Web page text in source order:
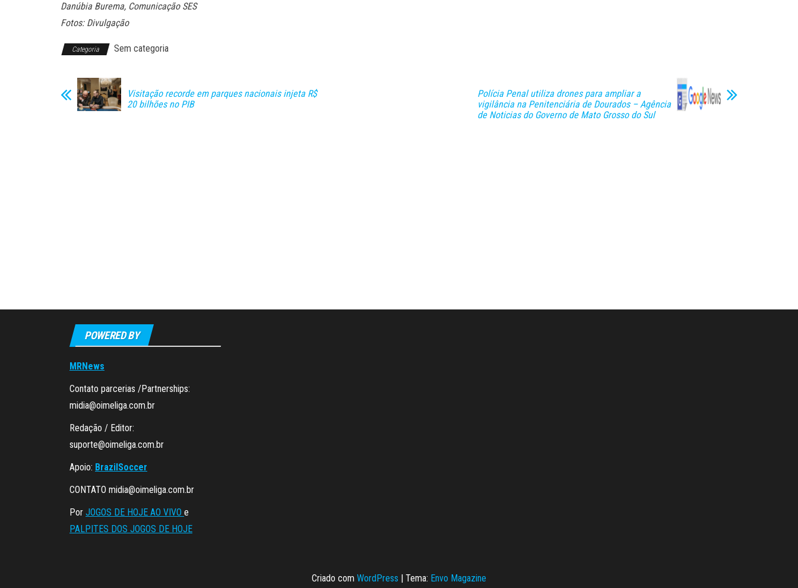
Danúbia Burema, Comunicação SES
Fotos: Divulgação
Categoria Sem categoria
Visitação recorde em parques nacionais injeta R$
20 bilhões no PIB
Polícia Penal utiliza drones para ampliar a
vigilância na Penitenciária de Dourados – Agência
de Noticias do Governo de Mato Grosso do Sul
POWERED BY
MRNews
Contato parcerias /Partnerships:
midia@oimeliga.com.br
Redação / Editor:
suporte@oimeliga.com.br
Apoio: BrazilSoccer
CONTATO midia@oimeliga.com.br
Por JOGOS DE HOJE AO VIVO e
PALPITES DOS JOGOS DE HOJE
Criado com WordPress | Tema: Envo Magazine